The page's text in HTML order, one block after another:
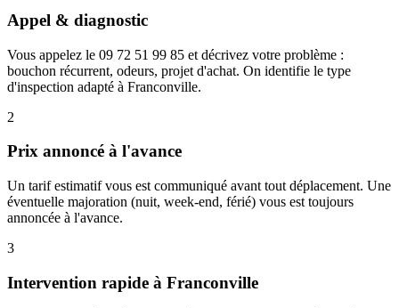
Appel & diagnostic
Vous appelez le 09 72 51 99 85 et décrivez votre problème :
bouchon récurrent, odeurs, projet d'achat. On identifie le type
d'inspection adapté à Franconville.
2
Prix annoncé à l'avance
Un tarif estimatif vous est communiqué avant tout déplacement. Une
éventuelle majoration (nuit, week-end, férié) vous est toujours
annoncée à l'avance.
3
Intervention rapide à Franconville